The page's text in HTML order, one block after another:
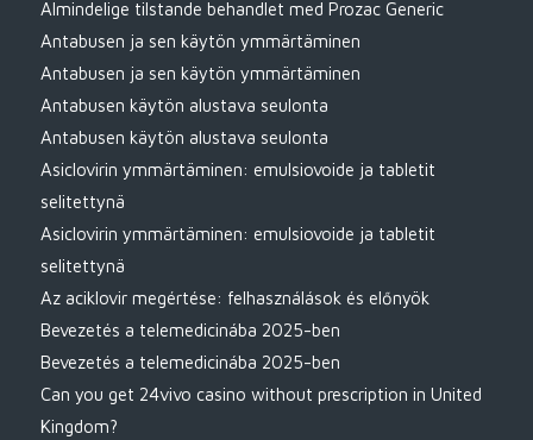
Almindelige tilstande behandlet med Prozac Generic
Antabusen ja sen käytön ymmärtäminen
Antabusen ja sen käytön ymmärtäminen
Antabusen käytön alustava seulonta
Antabusen käytön alustava seulonta
Asiclovirin ymmärtäminen: emulsiovoide ja tabletit
selitettynä
Asiclovirin ymmärtäminen: emulsiovoide ja tabletit
selitettynä
Az aciklovir megértése: felhasználások és előnyök
Bevezetés a telemedicinába 2025-ben
Bevezetés a telemedicinába 2025-ben
Can you get 24vivo casino without prescription in United
Kingdom?